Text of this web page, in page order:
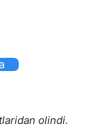
olindi.